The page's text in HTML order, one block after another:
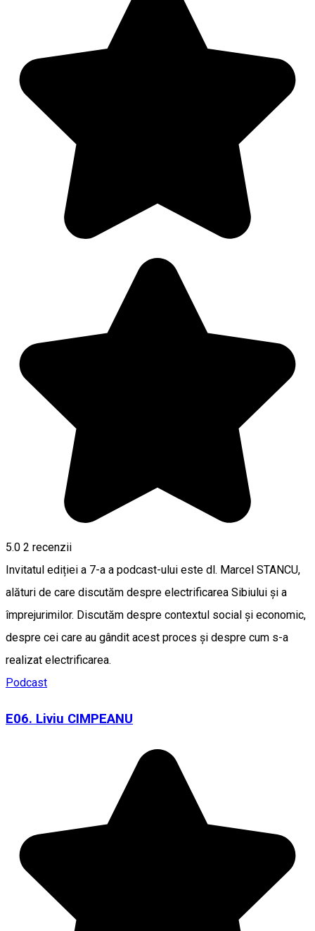
5.0 2 recenzii
Invitatul ediției a 7-a a podcast-ului este dl. Marcel STANCU,
alături de care discutăm despre electrificarea Sibiului și a
împrejurimilor. Discutăm despre contextul social și economic,
despre cei care au gândit acest proces și despre cum s-a
realizat electrificarea.
Podcast
E06. Liviu CIMPEANU